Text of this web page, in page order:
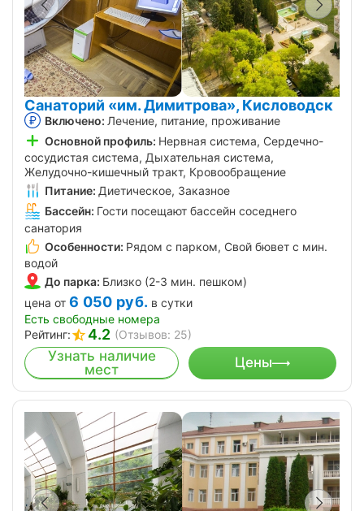
Санаторий «им. Димитрова», Кисловодск
Включено: Лечение, питание, проживание
Основной профиль: Нервная система, Сердечно-
сосудистая система, Дыхательная система,
Желудочно-кишечный тракт, Кровообращение
Питание: Диетическое, Заказное
Бассейн: Гости посещают бассейн соседнего
санатория
Особенности: Рядом с парком, Свой бювет с мин.
водой
До парка: Близко (2-3 мин. пешком)
цена от 6 050 руб. в сутки
Есть свободные номера
Рейтинг:
4.2 (Отзывов: 25)
Узнать наличие
мест
Цены